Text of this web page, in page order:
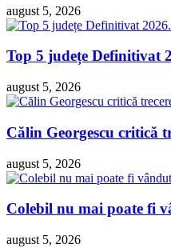
august 5, 2026
Top 5 județe Definitivat
august 5, 2026
Călin Georgescu critică
august 5, 2026
Colebil nu mai poate fi
august 5, 2026